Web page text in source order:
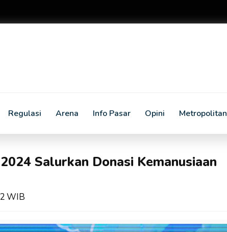
Regulasi Arena Info Pasar Opini Metropolitan
Salurkan Donasi Kemanusiaan
WIB